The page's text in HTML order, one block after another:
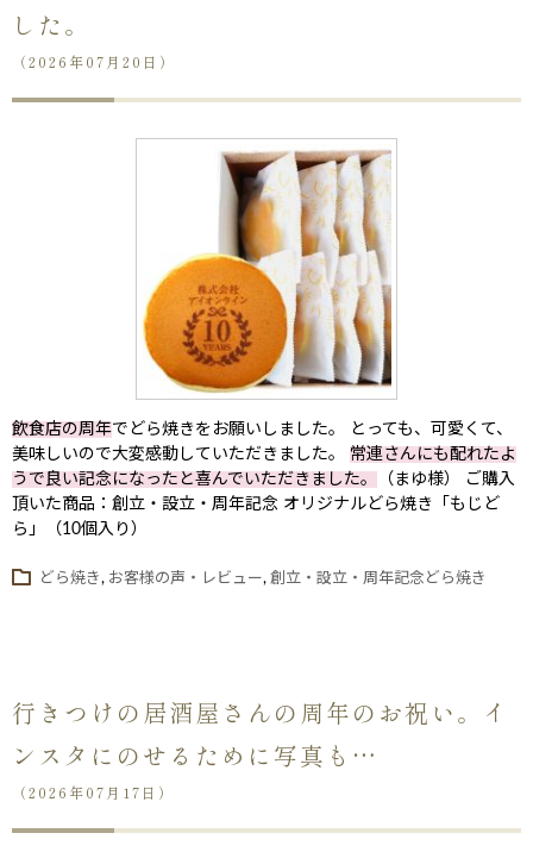
退職・異動の挨拶におすすめのお菓子ギ
フト5選
した。
（2026年07月20日）
飲食店の周年でどら焼きをお願いしました。 とっても、可愛くて、
美味しいので大変感動していただきました。 常連さんにも配れたよ
うで良い記念になったと喜んでいただきました。
（まゆ様） ご購入
頂いた商品：創立・設立・周年記念 オリジナルどら焼き「もじど
ら」（10個入り）
どら焼き, お客様の声・レビュー, 創立・設立・周年記念どら焼き
行きつけの居酒屋さんの周年のお祝い。イ
ンスタにのせるために写真も…
（2026年07月17日）